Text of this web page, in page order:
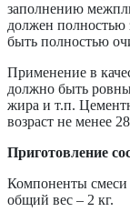
заполнению
должен
быть полностью
Применение в
должно быть
жира и т.п.
возраст не менее
Приготовление
Компоненты смеси
общий вес – 2 кг.